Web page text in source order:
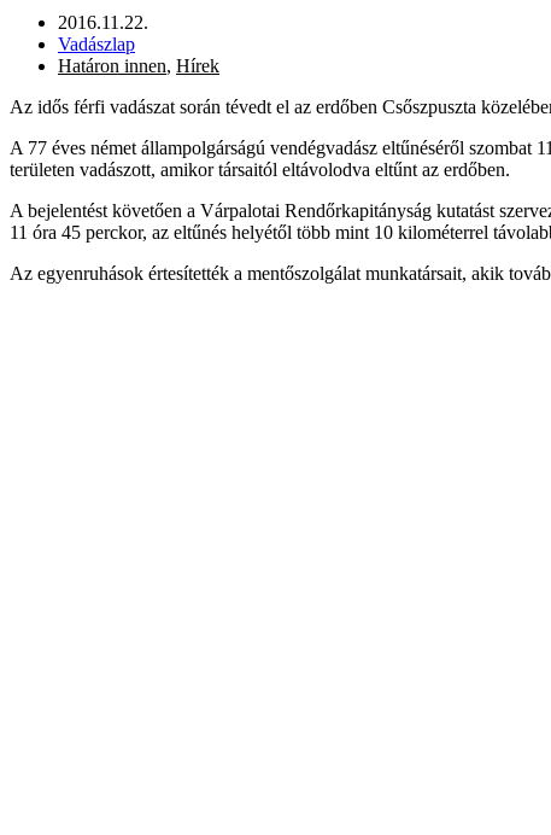
2016.11.22.
Vadászlap
Határon innen, Hírek
Az idős férfi vadászat során tévedt el az erdőben Csőszpuszta
A 77 éves német állampolgárságú vendégvadász eltűnéséről
területen vadászott, amikor társaitól eltávolodva eltűnt az erdőben.
A bejelentést követően a Várpalotai Rendőrkapitányság kutatást
11 óra 45 perckor, az eltűnés helyétől több mint 10 kilométerrel
Az egyenruhások értesítették a mentőszolgálat munkatársait, akik